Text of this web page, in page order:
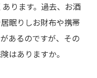
ります。過去、お酒
眠りしお財布や携帯
あるのですが、その
はありますか。